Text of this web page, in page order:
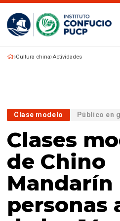
Cultura china Actividades
Clase modelo Público en
Clases
de Chino
Mandarín
personas